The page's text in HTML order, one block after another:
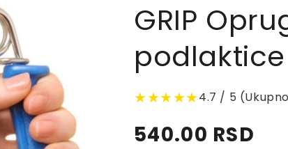
GRIP
podlaktice
★★★★★4.7 / 5
Regular
540.00 RSD